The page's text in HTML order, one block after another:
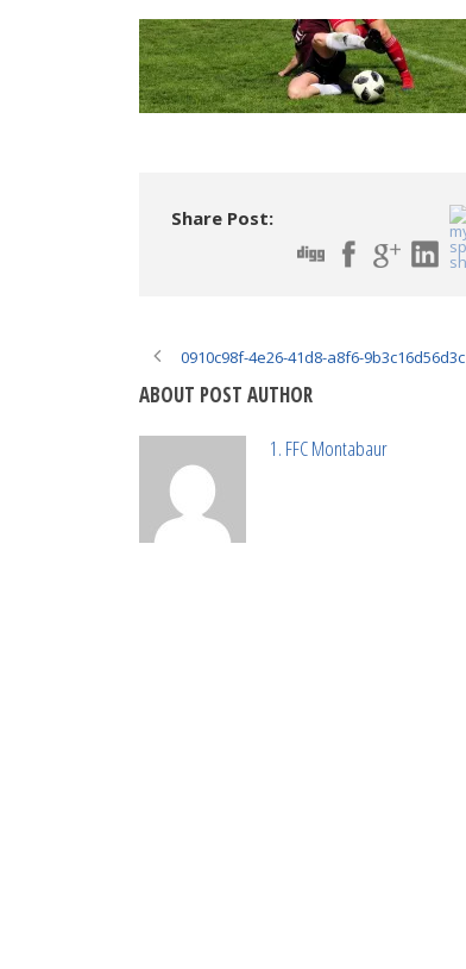
Share Post:
0910c98f-4e26-41d8-a8f6-9b3c16d56d3c
ABOUT POST AUTHOR
1. FFC Montabaur